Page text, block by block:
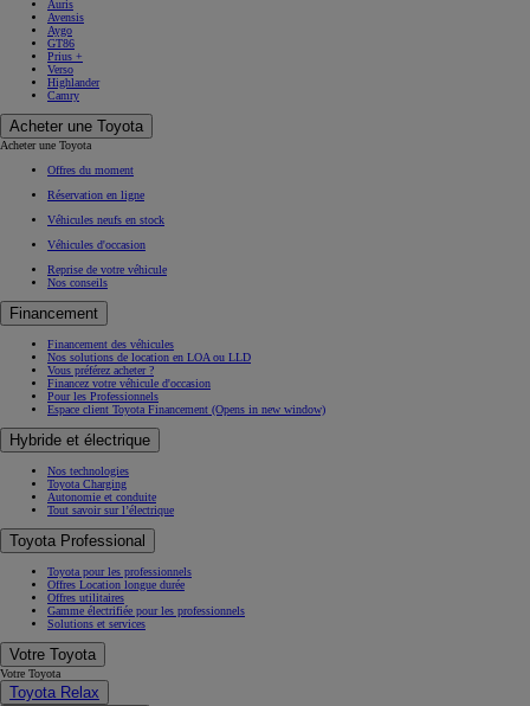
Auris
Avensis
Aygo
GT86
Prius +
Verso
Highlander
Camry
Acheter une Toyota
Acheter une Toyota
Offres du moment
Réservation en ligne
Véhicules neufs en stock
Véhicules d'occasion
Reprise de votre véhicule
Nos conseils
Financement
Financement des véhicules
Nos solutions de location en LOA ou LLD
Vous préférez acheter ?
Financez votre véhicule d'occasion
Pour les Professionnels
Espace client Toyota Financement (Opens in new window)
Hybride et électrique
Nos technologies
Toyota Charging
Autonomie et conduite
Tout savoir sur l’électrique
Toyota Professional
Toyota pour les professionnels
Offres Location longue durée
Offres utilitaires
Gamme électrifiée pour les professionnels
Solutions et services
Votre Toyota
Votre Toyota
Toyota Relax